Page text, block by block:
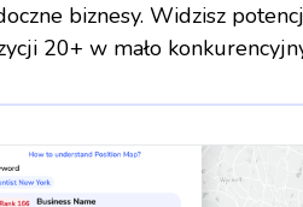
biznesy. Widzisz
20+ w mało